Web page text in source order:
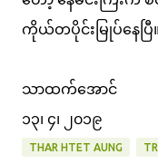
ကိုယ်တပိုင်းမြုပ်နေပြီ။
သာထက်အောင်
၁၃၊ ၄၊ ၂၀၁၉
THAR HTET AUNG